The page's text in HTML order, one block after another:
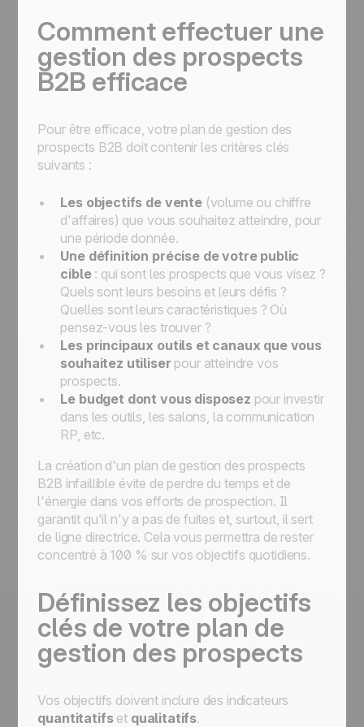
Comment effectuer une
gestion des prospects
B2B efficace
Pour être efficace, votre plan de gestion des
prospects B2B doit contenir les critères clés
suivants :
Les objectifs de vente(volume ou chiffre
d'affaires) que vous souhaitez atteindre, pour
une période donnée.
Une définition précise de votre public
cible: qui sont les prospects que vous visez ?
Quels sont leurs besoins et leurs défis ?
Quelles sont leurs caractéristiques ? Où
pensez-vous les trouver ?
Les principaux outils et canaux que vous
souhaitez utiliser pour atteindre vos
prospects.
Le budget dont vous disposez pour investir
dans les outils, les salons, la communication
RP, etc.
La création d'un plan de gestion des prospects
B2B infaillible évite de perdre du temps et de
l'énergie dans vos efforts de prospection. Il
garantit qu'il n'y a pas de fuites et, surtout, il sert
de ligne directrice. Cela vous permettra de rester
concentré à 100 % sur vos objectifs quotidiens.
Définissez les objectifs
clés de votre plan de
gestion des prospects
Vos objectifs doivent inclure des indicateurs
quantitatifset qualitatifs.